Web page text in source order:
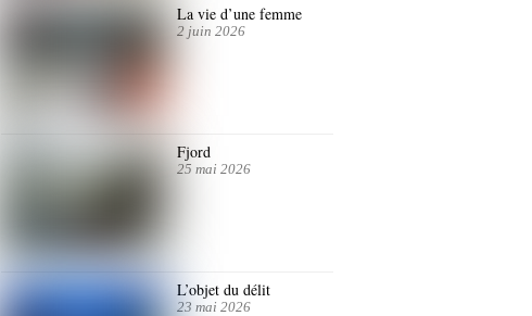
La vie d’une femme
2 juin 2026
Fjord
25 mai 2026
L’objet du délit
23 mai 2026